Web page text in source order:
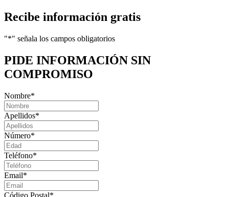
Recibe información gratis
"*" señala los campos obligatorios
PIDE INFORMACIÓN SIN
COMPROMISO
Nombre*
Apellidos*
Número*
Teléfono*
Email*
Código Postal*